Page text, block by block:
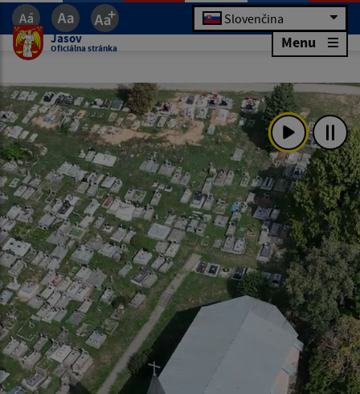
Slovenčina
Jasov
Oficiálna stránka Menu